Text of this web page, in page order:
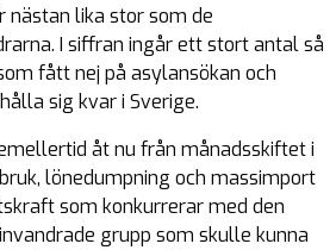
nästan lika stor som de
I siffran ingår ett stort antal så
fått nej på asylansökan och
sig kvar i Sverige.
åt nu från månadsskiftet i
lönedumpning och massimport
som konkurrerar med den
grupp som skulle kunna